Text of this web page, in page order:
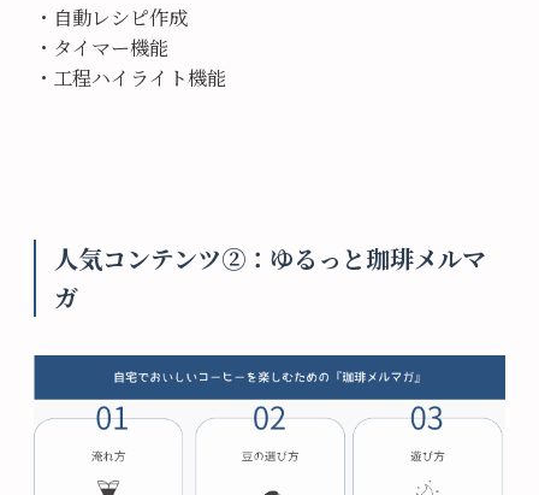
・自動レシピ作成
・タイマー機能
・工程ハイライト機能
人気コンテンツ②：ゆるっと珈琲メルマ
ガ